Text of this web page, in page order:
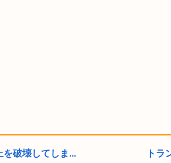
破壊してしま... トラ